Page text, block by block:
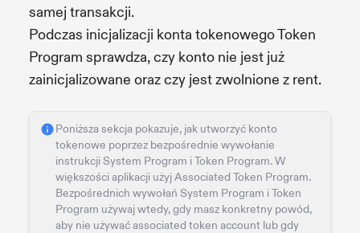
samej transakcji.
Podczas inicjalizacji konta tokenowego Token
Program sprawdza, czy konto nie jest już
zainicjalizowane oraz czy jest zwolnione z rent.
Poniższa sekcja pokazuje, jak utworzyć konto
tokenowe poprzez bezpośrednie wywołanie
instrukcji System Program i Token Program. W
większości aplikacji użyj Associated Token Program.
Bezpośrednich wywołań System Program i Token
Program używaj wtedy, gdy masz konkretny powód,
aby nie używać associated token account lub gdy